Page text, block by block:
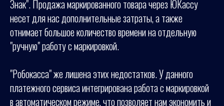
Знак". Продажа маркированного товара через ЮКассу
несет для нас дополнительные затраты, а также
отнимает большое количество времени на отдельную
"ручную" работу с маркировкой.
"Робокасса" же лишена этих недостатков. У данного
платежного сервиса интегрирована работа с маркировкой
в автоматическом режиме, что позволяет нам экономить и